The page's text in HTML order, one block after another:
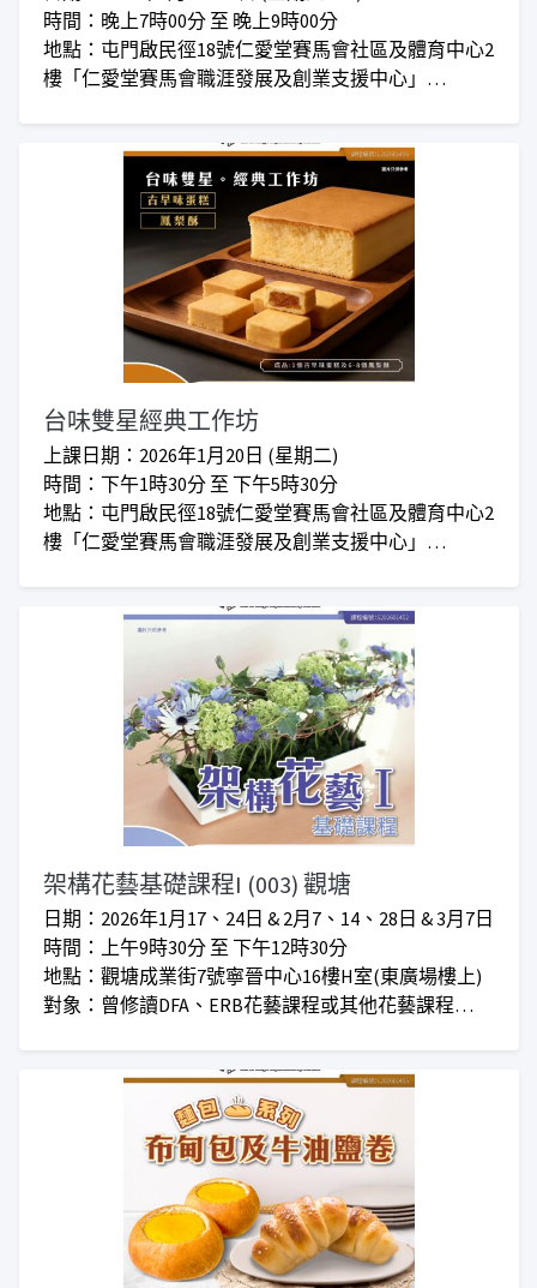
時間：晚上7時00分 至 晚上9時00分
地點：屯門啟民徑18號仁愛堂賽馬會社區及體育中心2
樓「仁愛堂賽馬會職涯發展及創業支援中心」
***仁愛堂員工可享額外優惠***
台味雙星經典工作坊
上課日期：2026年1月20日 (星期二)
時間：下午1時30分 至 下午5時30分
地點：屯門啟民徑18號仁愛堂賽馬會社區及體育中心2
樓「仁愛堂賽馬會職涯發展及創業支援中心」
***仁愛堂員工可享優惠***
***上課時間會因應實際情況而增加或減少***
架構花藝基礎課程I (003) 觀塘
日期：2026年1月17、24日 & 2月7、14、28日 & 3月7日
時間：上午9時30分 至 下午12時30分
地點：觀塘成業街7號寧晉中心16樓H室(東廣場樓上)
對象：曾修讀DFA、ERB花藝課程或其他花藝課程